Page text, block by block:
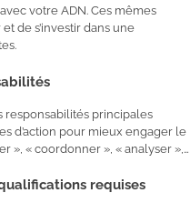
votre ADN. Ces mêmes
de s’investir dans une
responsabilités principales
d’action pour mieux engager le
», « coordonner », « analyser »,…
requises